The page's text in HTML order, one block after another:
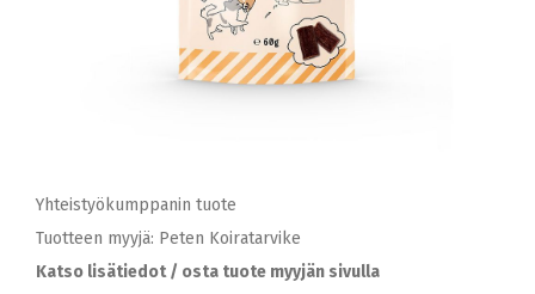
Yhteistyökumppanin tuote
Tuotteen myyjä: Peten Koiratarvike
Katso lisätiedot / osta tuote myyjän sivulla